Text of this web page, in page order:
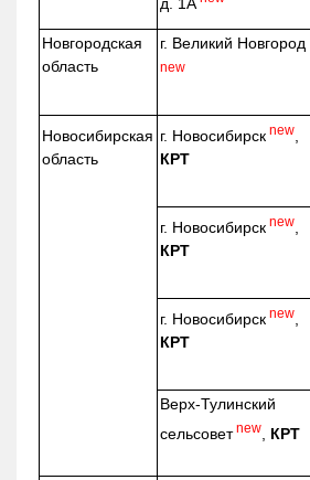
Новгородская
область
г. Великий Новгород
new
Новосибирская
область
г. Новосибирск new
КРТ
г. Новосибирск new
КРТ
г. Новосибирск new
КРТ
Верх-Тулинский
сельсовет new КРТ